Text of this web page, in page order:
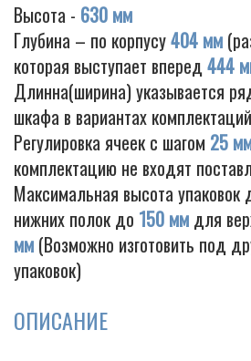
Cigarette
Высота - 630 мм
Глубина – по корпусу404 мм
которая выступает вперед444
Длинна(ширина) указывается
шкафа в вариантах комплектаций
Регулировка ячеек с шагом 25
комплектацию не входят
Максимальная высота упаковок
нижних полок до 150 мм для
мм (Возможно изготовить под
упаковок)
ОПИСАНИЕ